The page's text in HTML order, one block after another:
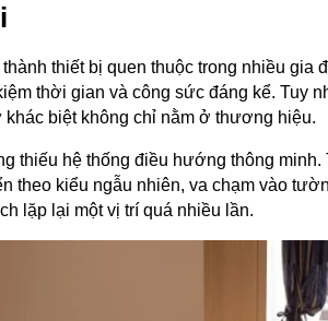
thiết bị quen thuộc trong nhiều gia
thời gian và công sức đáng kể. Tuy
khác biệt không chỉ nằm ở thương hiệu.
thiếu hệ thống điều hướng thông
theo kiểu ngẫu nhiên, va chạm vào
lặp lại một vị trí quá nhiều lần.